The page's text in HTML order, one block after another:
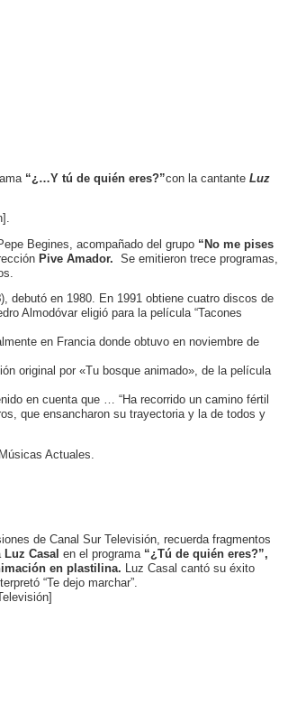
“¿…Y tú de quién eres?”con la cantante Luz
Begines, acompañado del grupo “No me pises
Pive Amador.
Se emitieron trece programas,
), debutó en 1980. En 1991 obtiene cuatro discos de
Almodóvar eligió para la película “Tacones
en Francia donde obtuvo en noviembre de
original por «Tu bosque animado», de la película
en cuenta que … “Ha recorrido un camino fértil
que ensancharon su trayectoria y la de todos y
Actuales.
de Canal Sur Televisión, recuerda fragmentos
Luz Casal en el programa “¿Tú de quién eres?”,
en plastilina. Luz Casal cantó su éxito
“Te dejo marchar”.